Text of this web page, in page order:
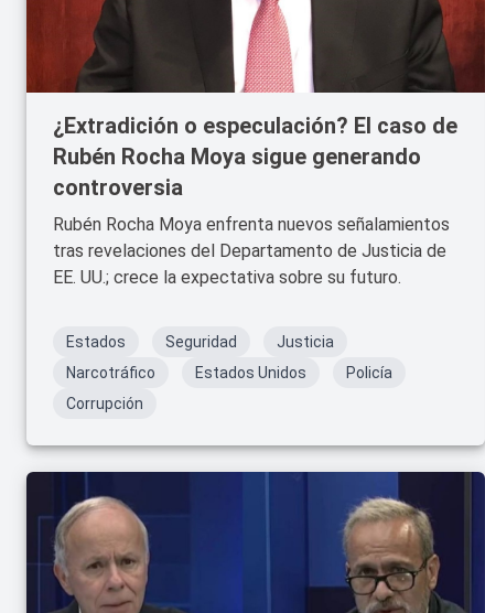
¿Extradición o especulación? El caso de
Rubén Rocha Moya sigue generando
controversia
Rubén Rocha Moya enfrenta nuevos señalamientos
tras revelaciones del Departamento de Justicia de
EE. UU.; crece la expectativa sobre su futuro.
Estados Seguridad
Justicia
Narcotráfico
Estados Unidos
Policía
Corrupción